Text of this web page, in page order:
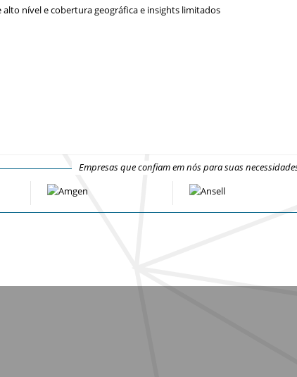
nível e cobertura geográfica e insights limitados
Empresas que confiam em nós para suas